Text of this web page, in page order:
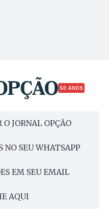
50 ANOS
JORNAL OPÇÃO
NO SEU WHATSAPP
EM SEU EMAIL
AQUI